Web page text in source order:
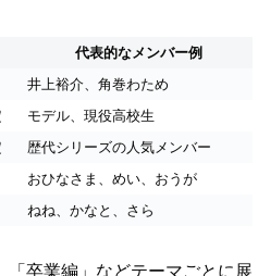
代表的なメンバー例
井上裕介、角巻わため
モデル、現役高校生
歴代シリーズの人気メンバー
おひなさま、めい、おうが
ねね、かなと、さら
「卒業編」などテーマごとに展